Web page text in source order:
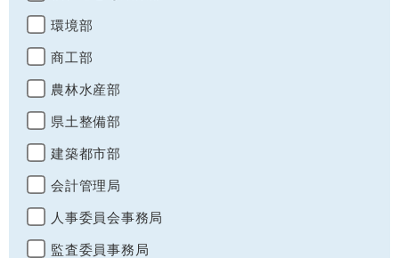
環境部
商工部
農林水産部
県土整備部
建築都市部
会計管理局
人事委員会事務局
監査委員事務局